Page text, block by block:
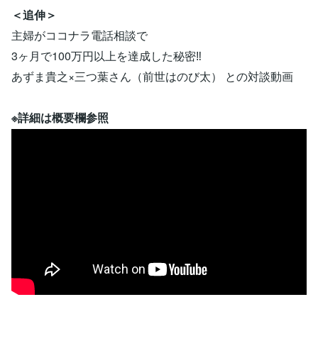
＜追伸＞
主婦がココナラ電話相談で
3ヶ月で100万円以上を達成した秘密‼
あずま貴之×三つ葉さん（前世はのび太） との対談動画
※詳細は概要欄参照